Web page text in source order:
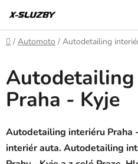
na
obsah
Domů
/ Automoto / Autodetailing
Praha - Kyje
Autodetailing interiéru Praha
interiér auta. Autodetailing